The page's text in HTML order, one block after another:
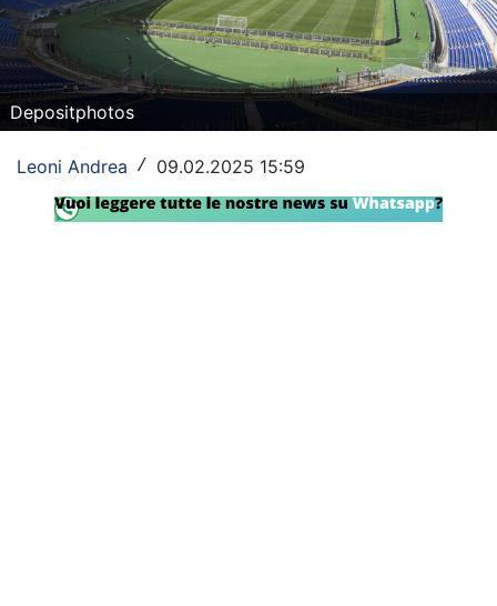
Europa League
Altri Sport
Formula 1
Tennis
Vela
Depositphotos
Leoni Andrea / 09.02.2025 15:59